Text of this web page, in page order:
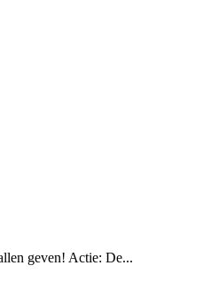
geven! Actie: De...